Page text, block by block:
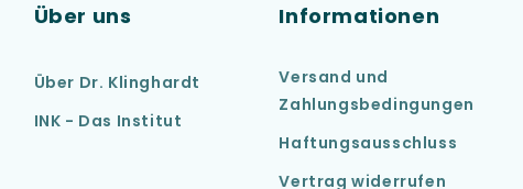
Über uns
Über Dr. Klinghardt
INK - Das Institut
Informationen
Versand und
Zahlungsbedingungen
Haftungsausschluss
Vertrag widerrufen